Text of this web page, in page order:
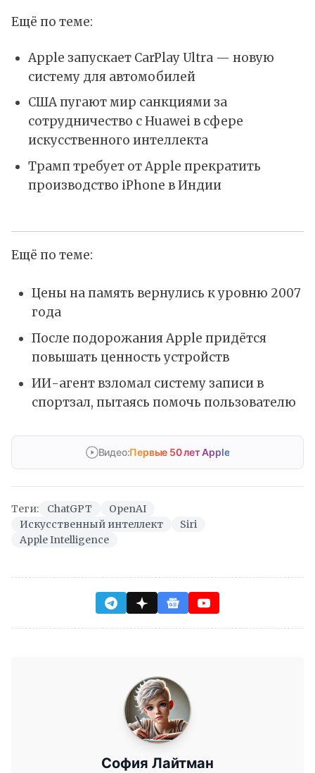
Ещё по теме:
Apple запускает CarPlay Ultra — новую
систему для автомобилей
США пугают мир санкциями за
сотрудничество с Huawei в сфере
искусственного интеллекта
Трамп требует от Apple прекратить
производство iPhone в Индии
Ещё по теме:
Цены на память вернулись к уровню 2007
года
После подорожания Apple придётся
повышать ценность устройств
ИИ-агент взломал систему записи в
спортзал, пытаясь помочь пользователю
Видео:Первые 50 лет Apple
Теги: ChatGPT
OpenAI
Искусственный интеллект
Siri
Apple Intelligence
София Лайтман